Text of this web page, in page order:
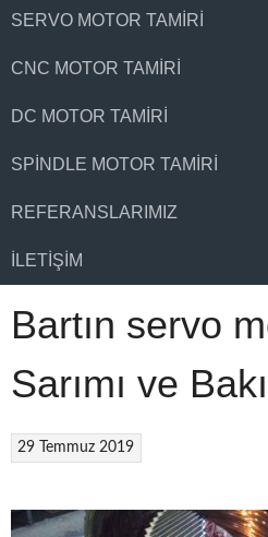
SERVO MOTOR TAMIRI
CNC MOTOR TAMIRI
DC MOTOR TAMIRI
SPINDLE MOTOR TAMIRI
REFERANSLARIMIZ
İLETIŞIM
Bartın servo
Sarımı ve
29 Temmuz 2019